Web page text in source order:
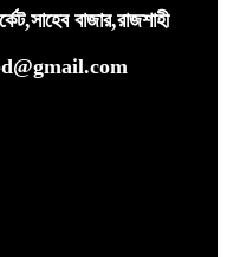
বাজার,রাজশাহী